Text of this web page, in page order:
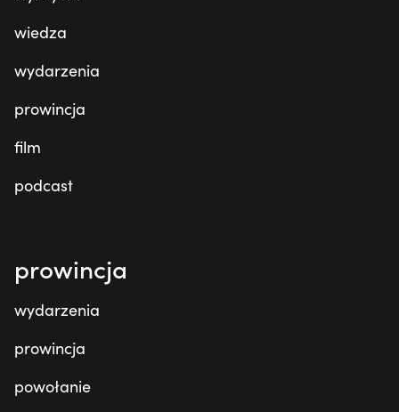
wiedza
wydarzenia
prowincja
film
podcast
prowincja
wydarzenia
prowincja
powołanie